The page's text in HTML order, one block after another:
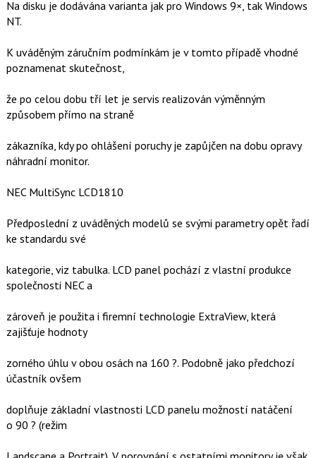
Na disku je dodávána varianta jak pro Windows 9×, tak Windows
NT.
K uváděným záručním podmínkám je v tomto případě vhodné
poznamenat skutečnost,
že po celou dobu tří let je servis realizován výměnným
způsobem přímo na straně
zákazníka, kdy po ohlášení poruchy je zapůjčen na dobu opravy
náhradní monitor.
NEC MultiSync LCD1810
Předposlední z uváděných modelů se svými parametry opět řadí
ke standardu své
kategorie, viz tabulka. LCD panel pochází z vlastní produkce
společnosti NEC a
zároveň je použita i firemní technologie ExtraView, která
zajišťuje hodnoty
zorného úhlu v obou osách na 160 ?. Podobně jako předchozí
účastník ovšem
doplňuje základní vlastnosti LCD panelu možností natáčení
o 90 ? (režim